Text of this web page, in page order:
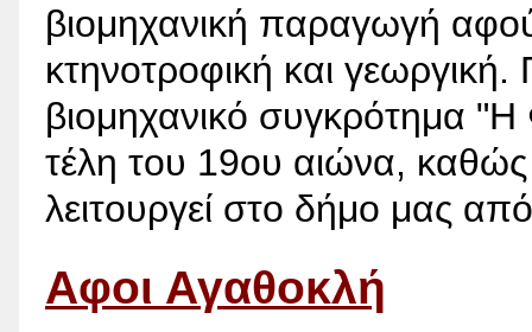
βιομηχανική παραγωγή αφού
κτηνοτροφική και
βιομηχανικό συγκρότημα
τέλη του 19ου αιώνα,
λειτουργεί στο δήμο μας
Αφοι Αγαθοκλή